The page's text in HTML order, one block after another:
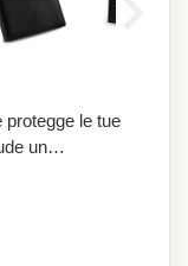
protegge le tue
un
e supporti per
aggiungere un